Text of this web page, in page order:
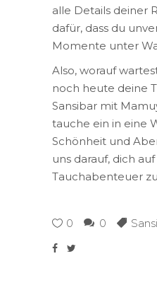
alle Details deiner
dafür, dass du
Momente unter
Also, worauf
noch heute deine
Sansibar mit
tauche ein in eine
Schönheit und
uns darauf, dich
Tauchabenteuer
0 0